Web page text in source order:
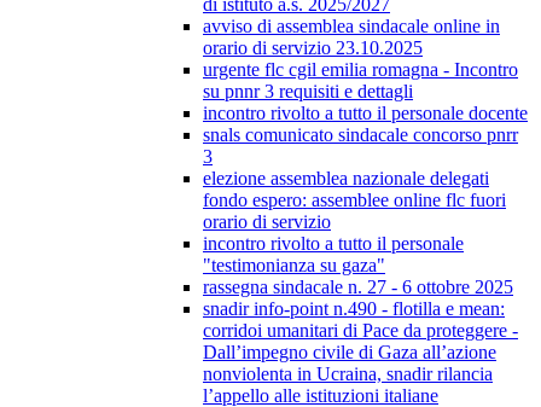
di istituto a.s. 2025/2027
avviso di assemblea sindacale online in
orario di servizio 23.10.2025
urgente flc cgil emilia romagna - Incontro
su pnnr 3 requisiti e dettagli
incontro rivolto a tutto il personale docente
snals comunicato sindacale concorso pnrr
3
elezione assemblea nazionale delegati
fondo espero: assemblee online flc fuori
orario di servizio
incontro rivolto a tutto il personale
"testimonianza su gaza"
rassegna sindacale n. 27 - 6 ottobre 2025
snadir info-point n.490 - flotilla e mean:
corridoi umanitari di Pace da proteggere -
Dall’impegno civile di Gaza all’azione
nonviolenta in Ucraina, snadir rilancia
l’appello alle istituzioni italiane